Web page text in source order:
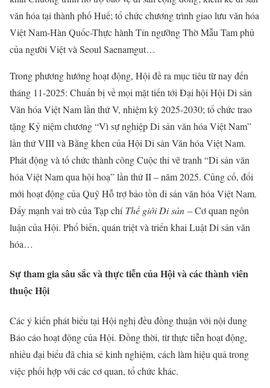
văn hóa tại thành phố Huế; tổ chức chương trình giao lưu văn hóa
Việt Nam-Hàn Quốc-Thực hành Tín ngưỡng Thờ Mẫu Tam phủ
của người Việt và Seoul Saenamgut…
Trong phương hướng hoạt động, Hội đề ra mục tiêu từ nay đến
tháng 11-2025: Chuẩn bị về mọi mặt tiến tới Đại hội Hội Di sản
Văn hóa Việt Nam lần thứ V, nhiệm kỳ 2025-2030; tổ chức trao
tặng Kỷ niệm chương “Vì sự nghiệp Di sản văn hóa Việt Nam”
lần thứ VIII và Bằng khen của Hội Di sản Văn hóa Việt Nam.
Phát động và tố chức thành công Cuộc thi vẽ tranh “Di sản văn
hóa Việt Nam qua hội hoạ” lần thứ II – năm 2025. Củng cố, đổi
mới hoạt động của Quỹ Hỗ trợ bảo tồn di sản văn hóa Việt Nam.
Đẩy mạnh vai trò của Tạp chí Thế giới Di sản – Cơ quan ngôn
luận của Hội. Phổ biến, quán triệt và triển khai Luật Di sản văn
hóa…
Sự tham gia sâu sắc và thực tiễn của Hội và các thành viên
thuộc Hội
Các ý kiến phát biểu tại Hội nghị đều đồng thuận với nội dung
Báo cáo hoạt động của Hội. Đồng thời, từ thực tiễn hoạt động,
nhiều đại biểu đã chia sẻ kinh nghiệm, cách làm hiệu quả trong
việc phối hợp với các cơ quan, tổ chức khác.